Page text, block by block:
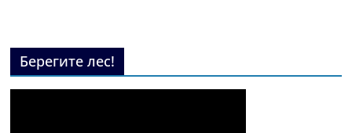
Берегите лес!